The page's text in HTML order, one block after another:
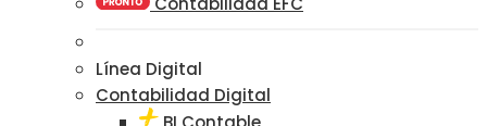
Línea Digital
Contabilidad Digital